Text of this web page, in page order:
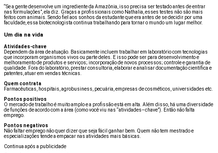
“Se a gente desenvolve um ingrediente da Amazônia, isso precisa ser testado antes de entrar
nas formulações”, ela diz. Graças a profissionais como Nathalia, esses testes não são mais
feitos com animais. Sendo fiel aos sonhos da estudante que era antes de se decidir por uma
faculdade, essa biotecnologista continua trabalhando para tornar o mundo um lugar melhor.
Um dia na vida
Atividades-chave
Dependem da área de atuação. Basicamente incluem trabalhar em laboratório com tecnologias
que incorporam organismos vivos ou parte deles. E isso pode ser para desenvolvimento e
melhoramento de produtos e serviços; incorporação de novos processos; controle e garantia de
qualidade. Fora do laboratório, prestar consultoria, elaborar e analisar documentação científica e
patentes, atuar em vendas técnicas.
Quem contrata
Farmacêuticas, hospitais, agrobusiness, pecuária, empresas de cosméticos, universidades etc.
Pontos positivos
O mercado de trabalho é muito amplo e a profissão está em alta. Além disso, há uma diversidade
de funções de acordo com a área (como você viu nas “atividades–chave”). Então não falta
emprego.
Pontos negativos
Não faltar emprego não quer dizer que seja fácil ganhar bem. Quem não tem mestrado e
especializações tende a empacar nas atividades mais básicas.
Continua após a publicidade